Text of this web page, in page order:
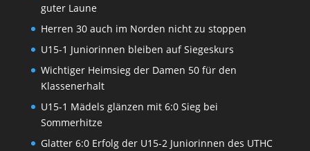
guter Laune
Herren 30 auch im Norden nicht zu stoppen
U15-1 Juniorinnen bleiben auf Siegeskurs
Wichtiger Heimsieg der Damen 50 für den
Klassenerhalt
U15-1 Mädels glänzen mit 6:0 Sieg bei
Sommerhitze
Glatter 6:0 Erfolg der U15-2 Juniorinnen des UTHC